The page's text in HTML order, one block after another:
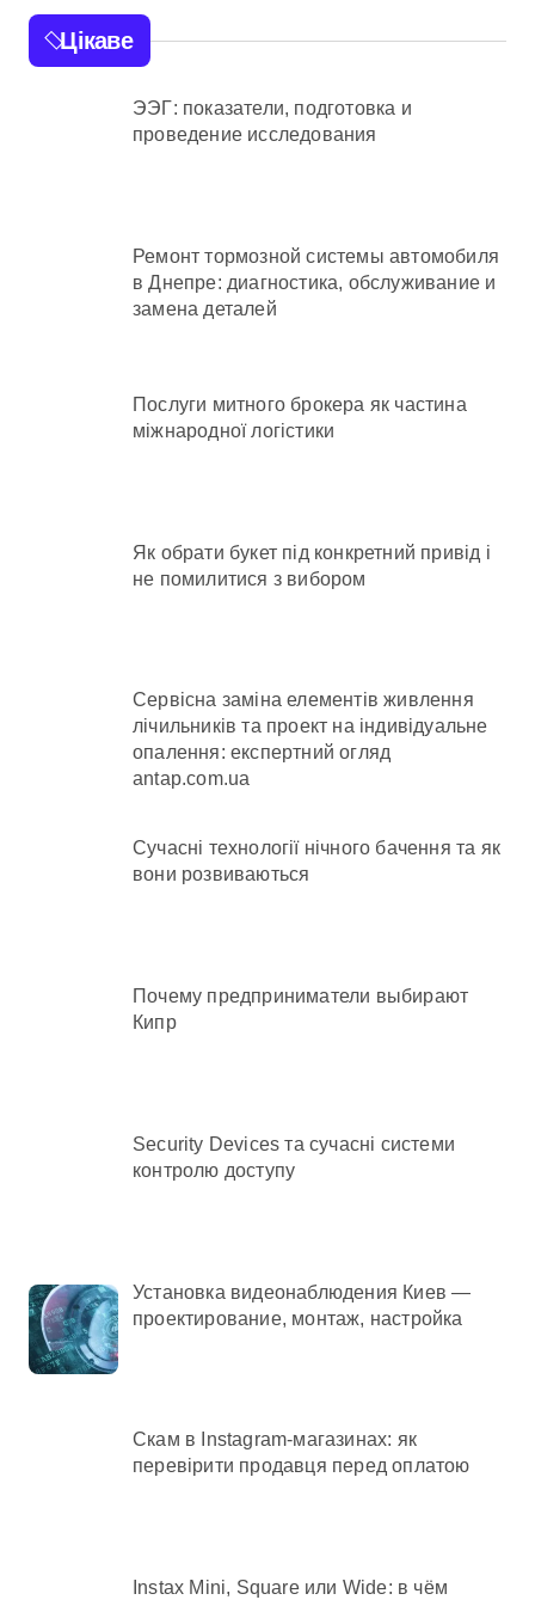
військових частин
Київщини та інших
областей
Цікаве
ЭЭГ: показатели, подготовка и
проведение исследования
Ремонт тормозной системы автомобиля
в Днепре: диагностика, обслуживание и
замена деталей
Послуги митного брокера як частина
міжнародної логістики
Як обрати букет під конкретний привід і
не помилитися з вибором
Сервісна заміна елементів живлення
лічильників та проект на індивідуальне
опалення: експертний огляд
antap.com.ua
Сучасні технології нічного бачення та як
вони розвиваються
Почему предприниматели выбирают
Кипр
Security Devices та сучасні системи
контролю доступу
Установка видеонаблюдения Киев —
проектирование, монтаж, настройка
Скам в Instagram-магазинах: як
перевірити продавця перед оплатою
Instax Mini, Square или Wide: в чём